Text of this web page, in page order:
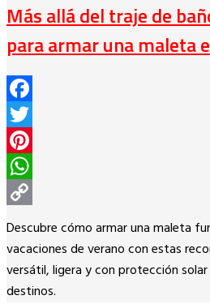
Más allá del traje de
para armar una maleta
Facebook
Twitter
Pinterest
WhatsApp
Copy
Link
Descubre cómo armar una maleta
vacaciones de verano con estas
versátil, ligera y con protección
destinos.